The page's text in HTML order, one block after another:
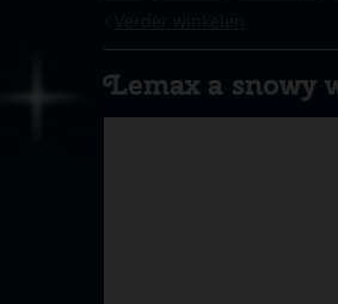
Lemax a snowy